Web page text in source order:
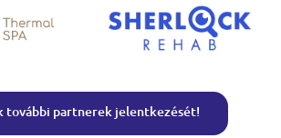
további partnerek jelentkezését!